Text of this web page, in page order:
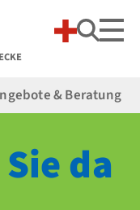
& Beratung
da